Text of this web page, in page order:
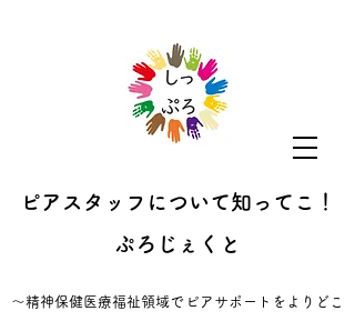
ピアスタッフについて知ってこ！
ぷろじぇくと
​～精神保健医療福祉領域でピアサポートをよりどこ